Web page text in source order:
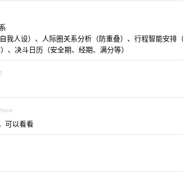
我人设）、人际圈关系分析（防重叠）、行程智能安排
、决斗日历（安全期、经期、满分等）
可以看看